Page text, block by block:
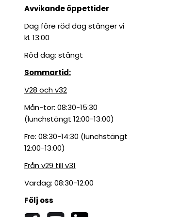
Avvikande öppettider
Dag före röd dag stänger vi
kl. 13:00
Röd dag: stängt
Sommartid:
V28 och v32
Mån-tor: 08:30-15:30
(lunchstängt 12:00-13:00)
Fre: 08:30-14:30 (lunchstängt
12:00-13:00)
Från v29 till v31
Vardag: 08:30-12:00
Följ oss